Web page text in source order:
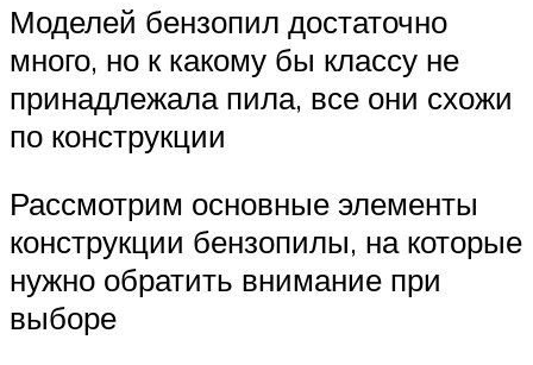
Моделей бензопил достаточно
много, но к какому бы классу не
принадлежала пила, все они схожи
по конструкции
Рассмотрим основные элементы
конструкции бензопилы, на которые
нужно обратить внимание при
выборе